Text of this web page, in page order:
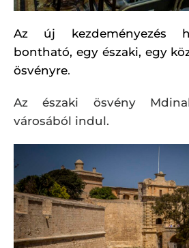
Az új kezdeményezés
bontható, egy északi, egy
ösvényre.
Az északi ösvény
városából indul.